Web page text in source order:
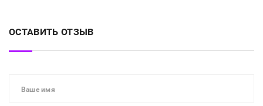
ОСТАВИТЬ ОТЗЫВ